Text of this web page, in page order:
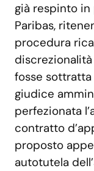
già respinto in
Paribas,
procedura
fosse
giudice
perfezionata
contratto
proposto
autotutela